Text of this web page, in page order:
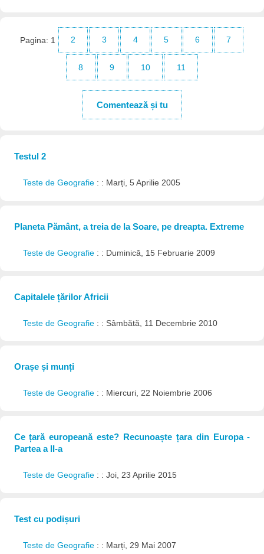
Pagina: 1 2 3 4 5 6 7
8 9 10 11
Comentează și tu
Testul 2
Teste de Geografie : : Marți, 5 Aprilie 2005
Planeta Pământ, a treia de la Soare, pe dreapta. Extreme
Teste de Geografie : : Duminică, 15 Februarie 2009
Capitalele țărilor Africii
Teste de Geografie : : Sâmbătă, 11 Decembrie 2010
Orașe și munți
Teste de Geografie : : Miercuri, 22 Noiembrie 2006
Ce țară europeană este? Recunoaște țara din Europa -
Partea a II-a
Teste de Geografie : : Joi, 23 Aprilie 2015
Test cu podișuri
Teste de Geografie : : Marți, 29 Mai 2007